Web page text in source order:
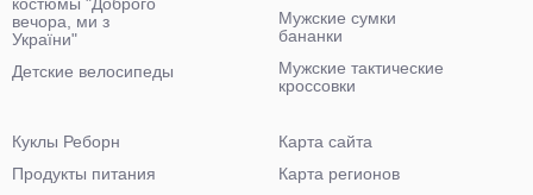
вечора, ми з
України"
Детские велосипеды
Мужские сумки
бананки
Мужские тактические
кроссовки
Куклы Реборн
Продукты питания
Карта сайта
Карта регионов